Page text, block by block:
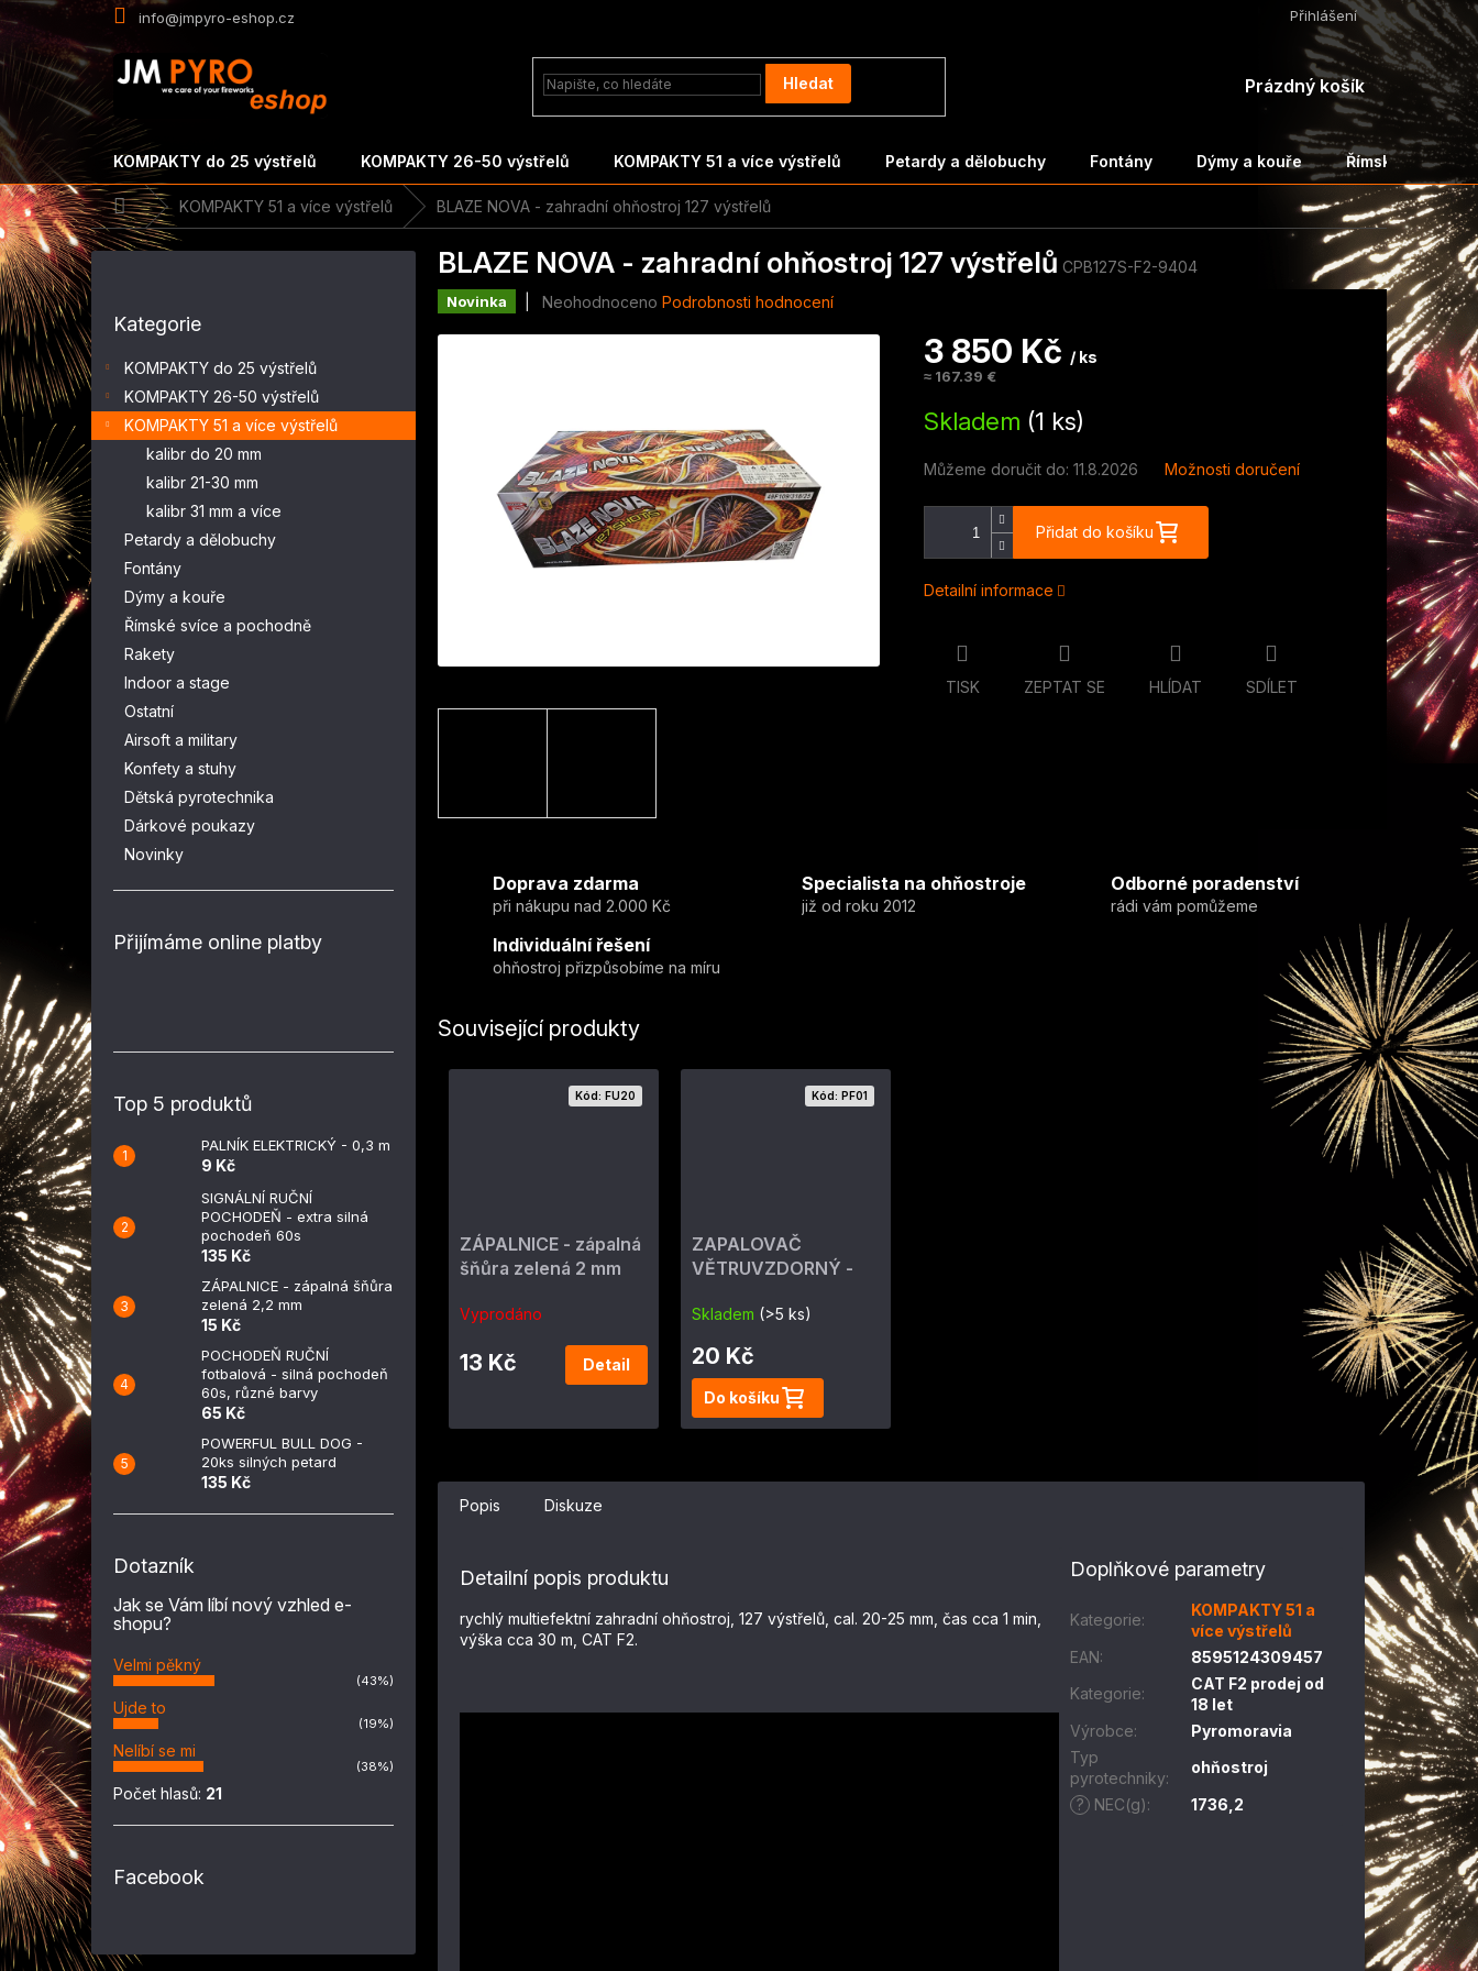
Přejít
na
obsah
info@jmpyro-eshop.cz Přihlášení
Hledat
NÁKUPNÍ
Prázdný košík
KOMPAKTY do 25 výstřelů KOMPAKTY 26-50 výstřelů KOMPAKTY 51 a více výstřelů Petardy a dělobuchy Fontány Dýmy a kouře Římské svíce a
Domů KOMPAKTY 51 a více výstřelů BLAZE NOVA - zahradní ohňostroj 127 výstřelů
P
o
s
t
r
a
n
n
í
p
a
n
e
kategorie
Kategorie
KOMPAKTY do 25 výstřelů
KOMPAKTY 26-50 výstřelů
KOMPAKTY 51 a více výstřelů
kalibr do 20 mm
kalibr 21-30 mm
kalibr 31 mm a více
Petardy a dělobuchy
Fontány
Dýmy a kouře
Římské svíce a pochodně
Rakety
Indoor a stage
Ostatní
Airsoft a military
Konfety a stuhy
Dětská pyrotechnika
Dárkové poukazy
Novinky
Přijímáme online platby
Top 5 produktů
PALNÍK ELEKTRICKÝ - 0,3 m
9 Kč
SIGNÁLNÍ RUČNÍ
POCHODEŇ - extra silná
pochodeň 60s
135 Kč
ZÁPALNICE - zápalná šňůra
zelená 2,2 mm
15 Kč
POCHODEŇ RUČNÍ
fotbalová - silná pochodeň
60s, různé barvy
65 Kč
POWERFUL BULL DOG -
20ks silných petard
135 Kč
Dotazník
Jak se Vám líbí nový vzhled e-
shopu?
Velmi pěkný
(43%)
Ujde to
(19%)
Nelíbí se mi
(38%)
Počet hlasů: 21
Facebook
BLAZE NOVA - zahradní ohňostroj 127 výstřelů CPB127S-F2-9404
Novinka
Průměrné
hvězdiček.
Neohodnoceno Podrobnosti hodnocení
3 850 Kč / ks
≈ 167.39 €
cena:
Skladem (1 ks)
Můžeme doručit do: 11.8.2026 Možnosti doručení
Přidat do košíku
Detailní informace
TISK ZEPTAT SE HLÍDAT SDÍLET
Doprava zdarma
při nákupu nad 2.000 Kč
Specialista na ohňostroje
již od roku 2012
Odborné poradenství
rádi vám pomůžeme
Individuální řešení
ohňostroj přizpůsobíme na míru
Související produkty
ZÁPALNICE - zápalná
šňůra zelená 2 mm
Vyprodáno
13 Kč Detail
Kód: FU20
ZAPALOVAČ
VĚTRUVZDORNÝ -
Skladem (>5 ks)
20 Kč
Do košíku
Kód: PF01
Popis Diskuze
Detailní popis produktu
rychlý multiefektní zahradní ohňostroj, 127 výstřelů, cal. 20-25 mm, čas cca 1 min,
výška cca 30 m, CAT F2.
Doplňkové parametry
Kategorie:
KOMPAKTY 51 a
více výstřelů
EAN:
8595124309457
Kategorie:
CAT F2 prodej od
18 let
Výrobce:
Pyromoravia
Typ
pyrotechniky:
ohňostroj
?
NEC(g): 1736,2